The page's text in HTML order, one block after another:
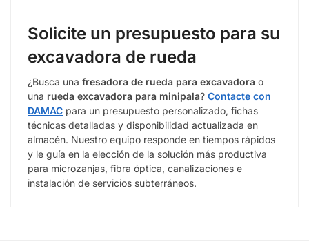
Solicite un presupuesto para su
excavadora de rueda
¿Busca una fresadora de rueda para excavadora o
una rueda excavadora para minipala? Contacte con
DAMAC para un presupuesto personalizado, fichas
técnicas detalladas y disponibilidad actualizada en
almacén. Nuestro equipo responde en tiempos rápidos
y le guía en la elección de la solución más productiva
para microzanjas, fibra óptica, canalizaciones e
instalación de servicios subterráneos.